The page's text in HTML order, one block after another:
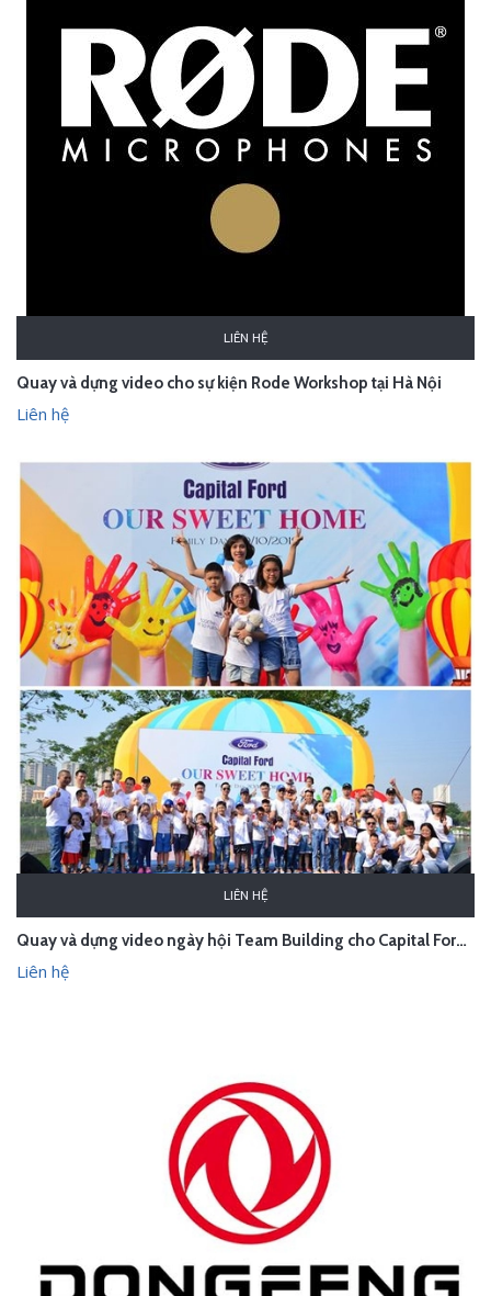
LIÊN HỆ
Quay và dựng video cho sự kiện Rode Workshop tại Hà Nội
Liên hệ
LIÊN HỆ
Quay và dựng video ngày hội Team Building cho Capital Ford - Hà Nội
Liên hệ